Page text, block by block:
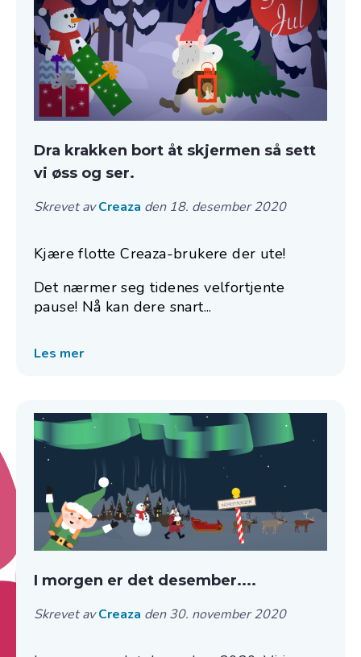
Dra krakken bort åt skjermen så sett
vi øss og ser.
Skrevet avCreaza den 18. desember 2020
Kjære flotte Creaza-brukere der ute!
Det nærmer seg tidenes velfortjente
pause! Nå kan dere snart...
Les mer
I morgen er det desember....
Skrevet avCreaza den 30. november 2020